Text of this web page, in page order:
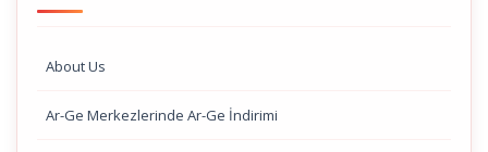
About Us
Ar-Ge Merkezlerinde Ar-Ge İndirimi